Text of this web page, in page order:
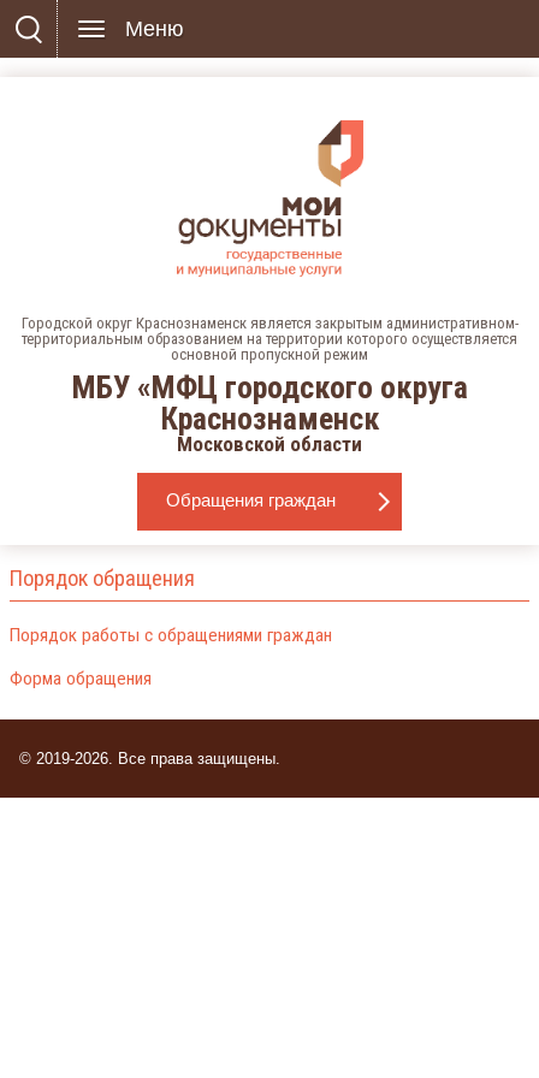
Меню
Городской округ Краснознаменск является закрытым административном-
территориальным образованием на территории которого осуществляется
основной пропускной режим
МБУ «МФЦ городского округа
Краснознаменск
Московской области
Обращения граждан
Порядок обращения
Порядок работы с обращениями граждан
Форма обращения
© 2019-2026. Все права защищены.